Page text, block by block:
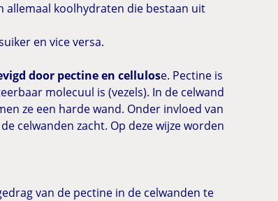
allemaal koolhydraten die bestaan uit
en vice versa.
door pectine en cellulose. Pectine is
molecuul is (vezels). In de celwand
ze een harde wand. Onder invloed van
celwanden zacht. Op deze wijze worden
van de pectine in de celwanden te